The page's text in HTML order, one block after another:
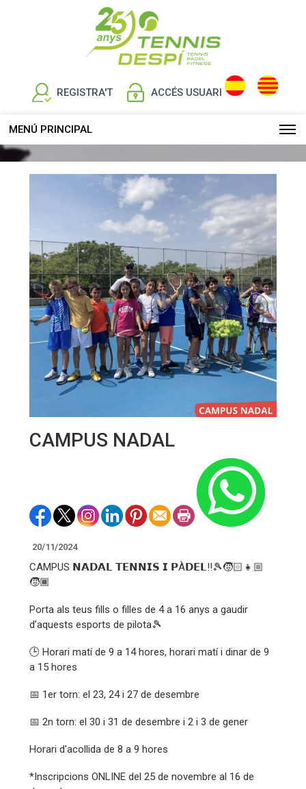
REGISTRA'T ACCÉS USUARI
MENÚ PRINCIPAL
CAMPUS NADAL
20/11/2024
CAMPUS 𝗡𝗔𝗗𝗔𝗟 𝗧𝗘𝗡𝗡𝗜𝗦 𝗜 𝗣À𝗗𝗘𝗟‼️🎾🧒🏻👧🏼
🧒🏾
Porta als teus fills o filles de 4 a 16 anys a gaudir
d’aquests esports de pilota🎾
🕒 Horari matí de 9 a 14 hores, horari matí i dinar de 9
a 15 hores
📅 1er torn: el 23, 24 i 27 de desembre
📅 2n torn: el 30 i 31 de desembre i 2 i 3 de gener
Horari d'acollida de 8 a 9 hores
*Inscripcions ONLINE del 25 de novembre al 16 de